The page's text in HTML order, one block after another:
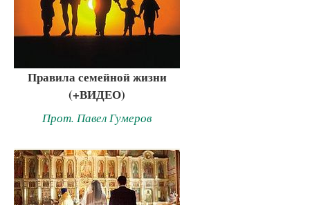
Правила семейной жизни
(+ВИДЕО)
Прот. Павел Гумеров